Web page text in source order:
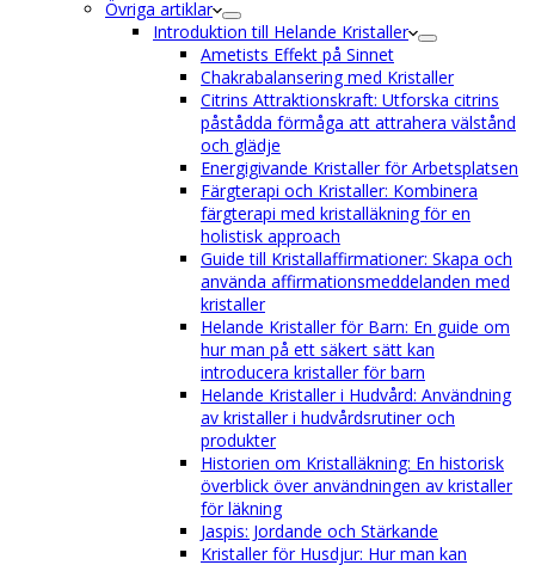
Övriga artiklar
Introduktion till Helande Kristaller
Ametists Effekt på Sinnet
Chakrabalansering med Kristaller
Citrins Attraktionskraft: Utforska citrins
påstådda förmåga att attrahera välstånd
och glädje
Energigivande Kristaller för Arbetsplatsen
Färgterapi och Kristaller: Kombinera
färgterapi med kristalläkning för en
holistisk approach
Guide till Kristallaffirmationer: Skapa och
använda affirmationsmeddelanden med
kristaller
Helande Kristaller för Barn: En guide om
hur man på ett säkert sätt kan
introducera kristaller för barn
Helande Kristaller i Hudvård: Användning
av kristaller i hudvårdsrutiner och
produkter
Historien om Kristalläkning: En historisk
överblick över användningen av kristaller
för läkning
Jaspis: Jordande och Stärkande
Kristaller för Husdjur: Hur man kan